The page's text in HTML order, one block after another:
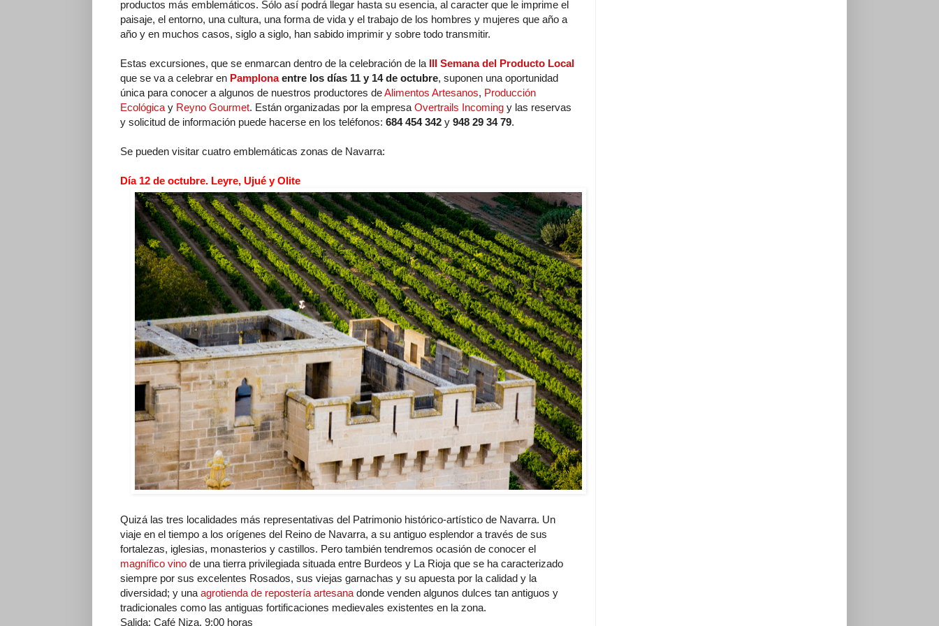
productos más emblemáticos. Sólo así podrá llegar hasta su esencia, al caracter que le imprime el
paisaje, el entorno, una cultura, una forma de vida y el trabajo de los hombres y mujeres que año a
año y en muchos casos, siglo a siglo, han sabido imprimir y sobre todo transmitir.
Estas excursiones, que se enmarcan dentro de la celebración de la III Semana del Producto Local
que se va a celebrar en Pamplonaentre los días 11 y 14 de octubre, suponen una oportunidad
única para conocer a algunos de nuestros productores deAlimentos Artesanos, Producción
Ecológica y Reyno Gourmet. Están organizadas por la empresa Overtrails Incoming y las reservas
y solicitud de información puede hacerse en los teléfonos: 684 454 342 y 948 29 34 79.
Se pueden visitar cuatro emblemáticas zonas de Navarra:
Día 12 de octubre. Leyre, Ujué y Olite
Quizá las tres localidades más representativas del Patrimonio histórico-artístico de Navarra. Un
viaje en el tiempo a los orígenes del Reino de Navarra, a su antiguo esplendor a través de sus
fortalezas, iglesias, monasterios y castillos. Pero también tendremos ocasión de conocer el
magnífico vino de una tierra privilegiada situada entre Burdeos y La Rioja que se ha caracterizado
siempre por sus excelentes Rosados, sus viejas garnachas y su apuesta por la calidad y la
diversidad; y una agrotienda de repostería artesana donde venden algunos dulces tan antiguos y
tradicionales como las antiguas fortificaciones medievales existentes en la zona.
Salida: Café Niza. 9:00 horas